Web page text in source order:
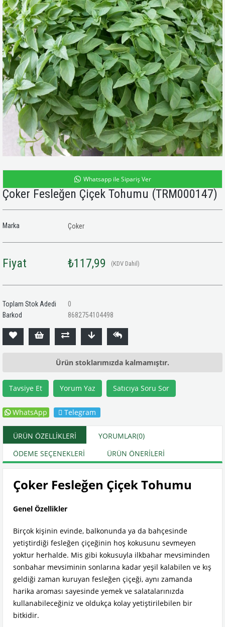
Whatsapp ile Sipariş Ver
Çoker Fesleğen Çiçek Tohumu (TRM000147)
Marka Çoker
Fiyat ₺117,99 (KDV Dahil)
Toplam Stok Adedi
0
Barkod
8682754104498
Ürün stoklarımızda kalmamıştır.
Tavsiye Et Yorum Yaz Satıcıya Soru Sor
WhatsApp Telegram
ÜRÜN ÖZELLIKLERI YORUMLAR(0)
ÖDEME SEÇENEKLERI
ÜRÜN ÖNERILERI
Çoker Fesleğen Çiçek Tohumu
Genel Özellikler
Birçok kişinin evinde, balkonunda ya da bahçesinde
yetiştirdiği fesleğen çiçeğinin hoş kokusunu sevmeyen
yoktur herhalde. Mis gibi kokusuyla ilkbahar mevsiminden
sonbahar mevsiminin sonlarına kadar yeşil kalabilen ve kış
geldiği zaman kuruyan fesleğen çiçeği, aynı zamanda
harika aroması sayesinde yemek ve salatalarınızda
kullanabileceğiniz ve oldukça kolay yetiştirilebilen bir
bitkidir.